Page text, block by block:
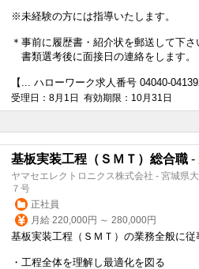
※未経験の方には指導いたします。
＊事前に履歴書・紹介状を郵送して下さ
書類選考後に面接日の連絡をします。
【... ハローワーク求人番号 04040-
受理日：8月1日 有効期限：10月31日
基板実装工程（ＳＭＴ）総合職 -
ヤマセエレクトロニクス株式会社 - 宮城県
７号
正社員
月給 220,000円 ～ 280,000円
基板実装工程（ＳＭＴ）の業務全般に従
・工程全体を理解し最適化を図る